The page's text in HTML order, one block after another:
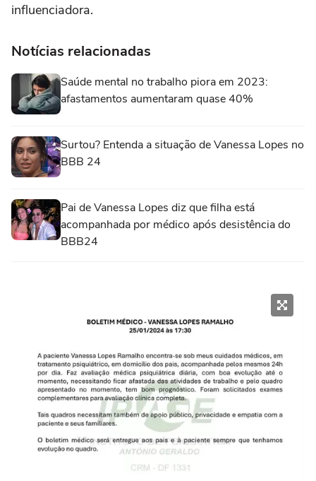
influenciadora.
Notícias relacionadas
Saúde mental no trabalho piora em 2023:
afastamentos aumentaram quase 40%
Surtou? Entenda a situação de Vanessa Lopes no
BBB 24
Pai de Vanessa Lopes diz que filha está
acompanhada por médico após desistência do
BBB24